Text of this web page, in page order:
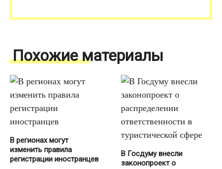
Похожие материалы
В регионах могут
изменить правила
регистрации иностранцев
В Госдуму внесли
законопроект о